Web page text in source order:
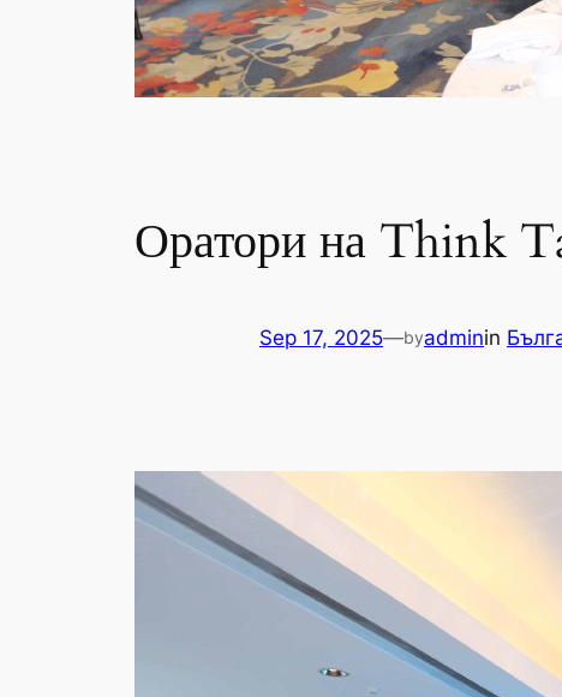
Оратори на Think
Sep 17, 2025—byadminin